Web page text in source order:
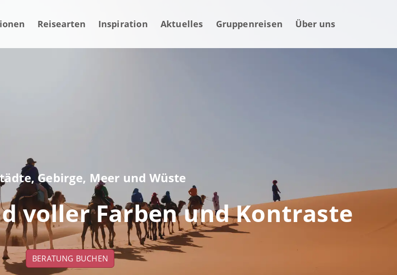
Reisearten Inspiration Aktuelles Gruppenreisen Über uns
Gebirge, Meer und Wüste
voller Farben und Kontraste
BERATUNG BUCHEN